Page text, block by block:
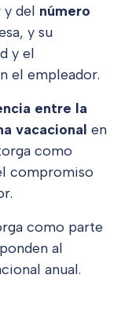
y del número
y su
y el
el empleador.
entre la
vacacional en
como
compromiso
como parte
al
anual.